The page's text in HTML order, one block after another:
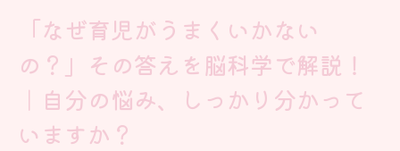
「なぜ育児がうまくいかない
の？」その答えを脳科学で解説！
｜自分の悩み、しっかり分かって
いますか？